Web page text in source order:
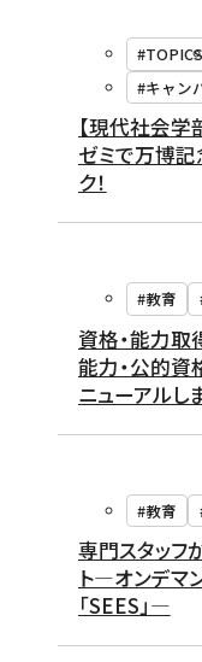
#TOPICS
#キャン
【現代社会学
ゼミで万博記
ク！
#教育
資格・能力取
能力・公的資
ニューアルし
#教育
専門スタッフ
ト―オンデマ
「SEES」―